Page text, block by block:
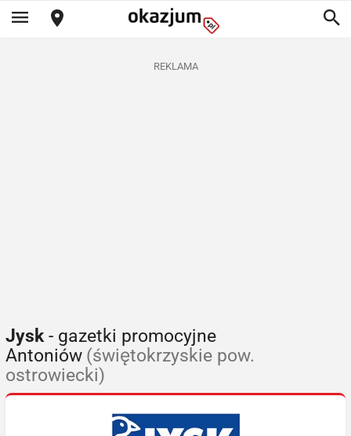
REKLAMA
Jysk- gazetki promocyjne
Antoniów (świętokrzyskie pow.
ostrowiecki)